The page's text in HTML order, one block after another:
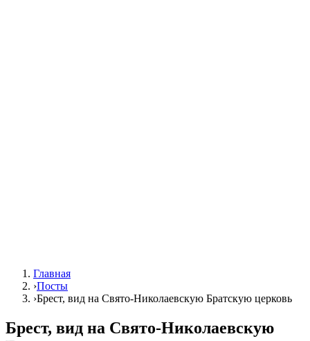
Главная
›Посты
›Брест, вид на Свято-Николаевскую Братскую церковь
Брест, вид на Свято-Николаевскую